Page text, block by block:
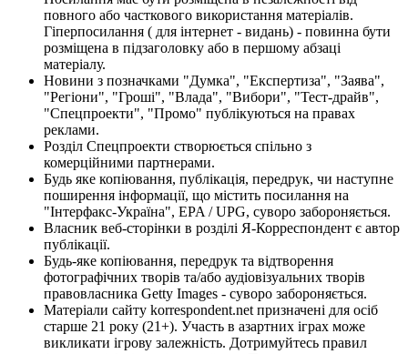
повного або часткового використання матеріалів.
Гіперпосилання ( для інтернет - видань) - повинна бути
розміщена в підзаголовку або в першому абзаці
матеріалу.
Новини з позначками "Думка", "Експертиза", "Заява",
"Регіони", "Гроші", "Влада", "Вибори", "Тест-драйв",
"Спецпроекти", "Промо" публікуються на правах
реклами.
Розділ Спецпроекти створюється спільно з
комерційними партнерами.
Будь яке копіювання, публікація, передрук, чи наступне
поширення інформації, що містить посилання на
"Інтерфакс-Україна", EPA / UPG, суворо забороняється.
Власник веб-сторінки в розділі Я-Корреспондент є автор
публікації.
Будь-яке копіювання, передрук та відтворення
фотографічних творів та/або аудіовізуальних творів
правовласника Getty Images - суворо забороняється.
Матеріали сайту korrespondent.net призначені для осіб
старше 21 року (21+). Участь в азартних іграх може
викликати ігрову залежність. Дотримуйтесь правил